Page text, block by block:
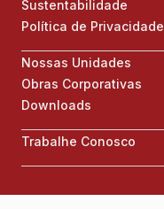
Sustentabilidade
Política de Privacidade
Nossas Unidades
Obras Corporativas
Downloads
Trabalhe Conosco